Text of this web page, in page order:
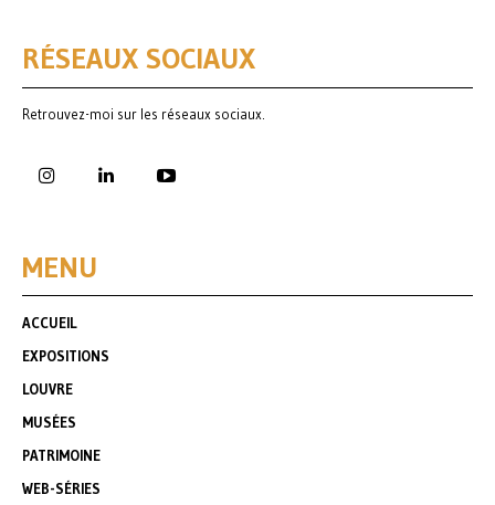
RÉSEAUX SOCIAUX
Retrouvez-moi sur les réseaux sociaux.
MENU
ACCUEIL
EXPOSITIONS
LOUVRE
MUSÉES
PATRIMOINE
WEB-SÉRIES